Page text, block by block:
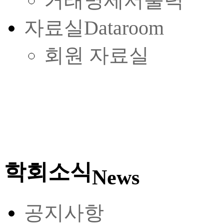
자료실Dataroom
회원 자료실
학회소식News
공지사항